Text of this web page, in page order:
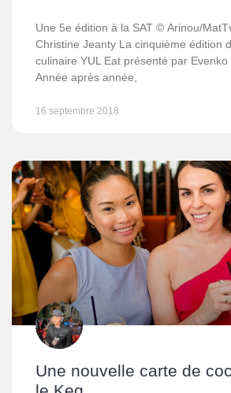
Une 5e édition à la SAT © Arinou/
Christine Jeanty La cinquième édition
culinaire YUL Eat présenté par Evenko
Année après année,
16 septembre 2018
Une nouvelle carte de